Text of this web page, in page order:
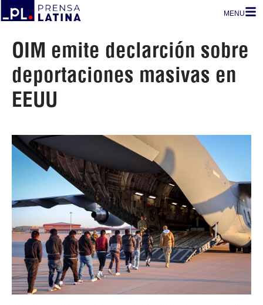
MENU
OIM emite declarción sobre
deportaciones masivas en
EEUU